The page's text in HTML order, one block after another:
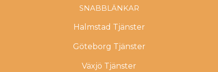
SNABBLÄNKAR
Halmstad Tjänster
Göteborg Tjänster
Växjö Tjänster